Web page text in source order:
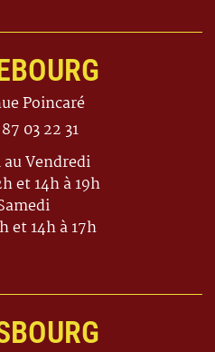
Poincaré
03 22 31
Vendredi
et 14h à 19h
et 14h à 17h